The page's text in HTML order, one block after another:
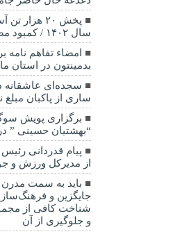
پخش ۲۰
سال ۱۴۰۲ / کمبود مصالح مشکل شهرداری ساری
امضاء تفاهم نامه
بدمینتون در استان
سجده‌ای عاشقانه
ساری از پاکبان مبلغ
برگزاری پویش
“بهشتیان حسینی ”
پیام قدردانی
از مدیرکل ورزش و
باید به سمت
جایگزین و
شناخت کافی از
و جلوگیری از آن